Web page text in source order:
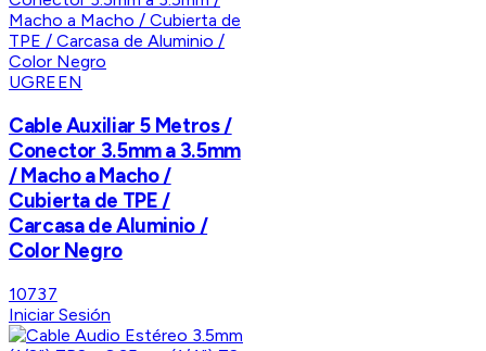
UGREEN
Cable Auxiliar 5 Metros /
Conector 3.5mm a 3.5mm
/ Macho a Macho /
Cubierta de TPE /
Carcasa de Aluminio /
Color Negro
10737
Iniciar Sesión